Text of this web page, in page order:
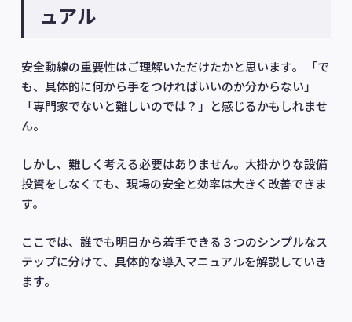
ュアル
安全動線の重要性はご理解いただけたかと思います。 「で
も、具体的に何から手をつければいいのか分からない」
「専門家でないと難しいのでは？」と感じるかもしれませ
ん。
しかし、難しく考える必要はありません。大掛かりな設備
投資をしなくても、現場の安全と効率は大きく改善できま
す。
ここでは、誰でも明日から着手できる３つのシンプルなス
テップに分けて、具体的な導入マニュアルを解説していき
ます。